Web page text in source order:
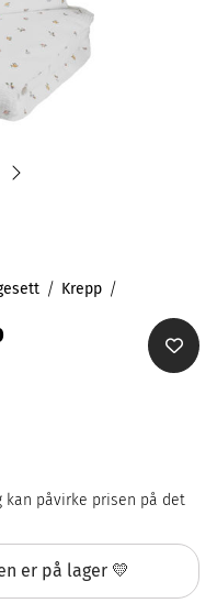
Krepp
kan påvirke prisen på det
er på lager 💛